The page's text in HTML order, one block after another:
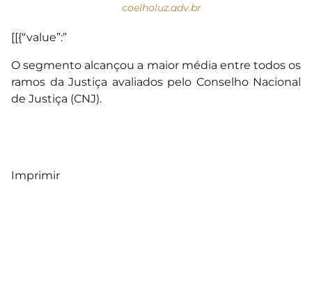
coelholuz.adv.br
[[{“value”:”
O segmento alcançou a maior média entre todos os
ramos da Justiça avaliados pelo Conselho Nacional
de Justiça (CNJ).
Imprimir